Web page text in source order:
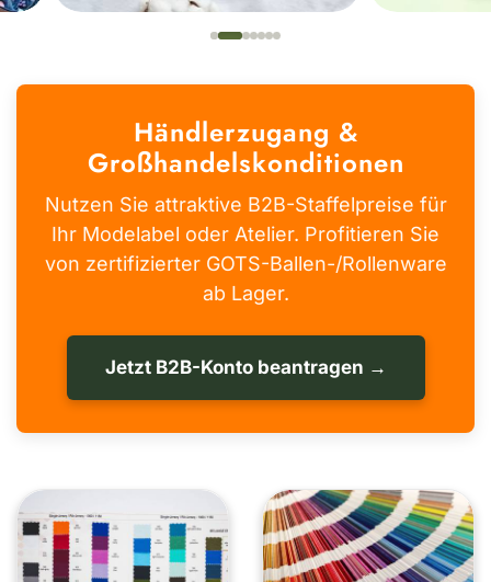
Händlerzugang &
Großhandelskonditionen
Nutzen Sie attraktive B2B-Staffelpreise für
Ihr Modelabel oder Atelier. Profitieren Sie
von zertifizierter GOTS-Ballen-/Rollenware
ab Lager.
Jetzt B2B-Konto beantragen →